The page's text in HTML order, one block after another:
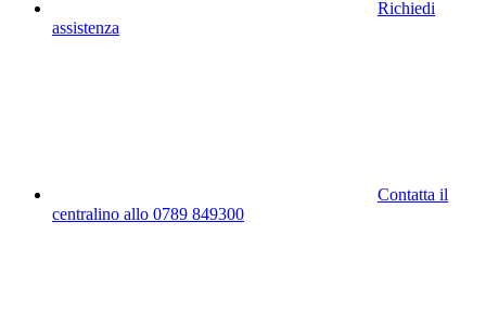
Richiedi
assistenza
Contatta il
centralino allo 0789 849300